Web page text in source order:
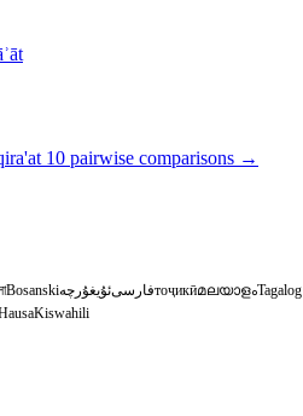
10 pairwise comparisons →
BosanskiئۇيغۇرچەفارسیтоҷикӣമലയാളംTagalog
Kiswahili